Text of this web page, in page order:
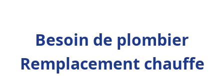
Besoin de plombier
Remplacement chauffe